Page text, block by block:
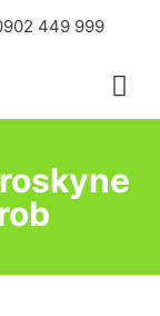
449 999